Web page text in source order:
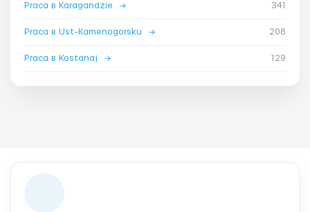
Praca в Karagandzie → 341
Praca в Ust-Kamenogorsku → 208
Praca в Kostanaj → 129